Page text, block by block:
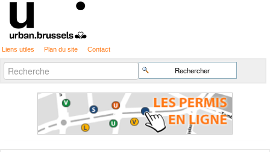
Liens utiles Plan du site Contact
Chercher par
Recherche
avancée…